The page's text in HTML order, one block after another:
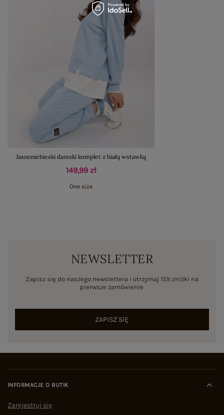
Jasnoniebieski damski komplet z białą wstawką
149,99 zł
One size
NEWSLETTER
Zapisz się do naszego newslettera i otrzymaj 15% zniżki na
pierwsze zamówienie
ZAPISZ SIĘ
INFORMACJE O BUTIK
Zarejestruj się